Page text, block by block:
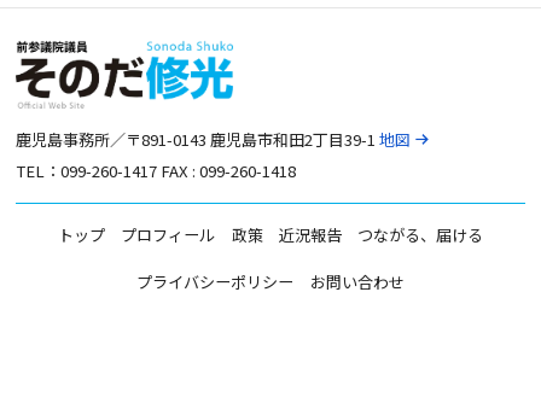
鹿児島事務所／〒891-0143 鹿児島市和田2丁目39-1地図
TEL：099-260-1417 FAX : 099-260-1418
トップ プロフィール 政策 近況報告 つながる、届ける
プライバシーポリシー お問い合わせ